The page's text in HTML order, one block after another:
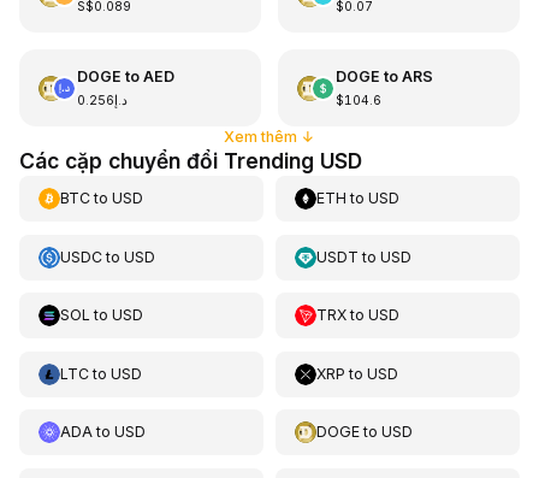
S$0.089 $0.07
DOGE to AED
د.إ0.256
DOGE to ARS
$104.6
Xem thêm ↓
Các cặp chuyển đổi Trending USD
BTCto USD ETH toUSD
USDCto USD USDT toUSD
SOL to USD TRXtoUSD
LTCto USD XRP toUSD
ADAto USD DOGEtoUSD